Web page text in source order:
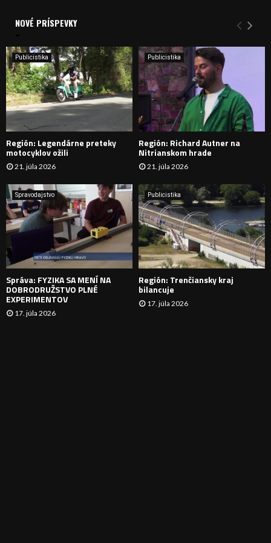
i
e
:
Y
H
D
A
N
I
E
NOVÉ PRÍSPEVKY
Publicistika
Región: Legendárne preteky
motocyklov ožili
21. júla 2026
Publicistika
Región: Richard Autner na
Nitrianskom hrade
21. júla 2026
Spravodajstvo
Správa: FYZIKA SA MENÍ NA
DOBRODRUŽSTVO PLNÉ
EXPERIMENTOV
17. júla 2026
Publicistika
Región: Trenčiansky kraj
bilancuje
17. júla 2026